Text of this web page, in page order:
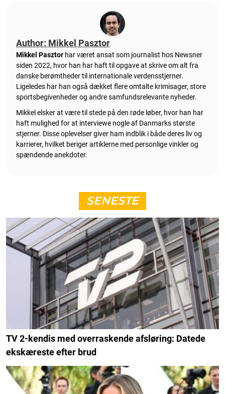
Author: Mikkel Pasztor
Mikkel Pasztor har været ansat som journalist hos Newsner
siden 2022, hvor han har haft til opgave at skrive om alt fra
danske berømtheder til internationale verdensstjerner.
Ligeledes har han også dækket flere omtalte krimisager, store
sportsbegivenheder og andre samfundsrelevante nyheder.
Mikkel elsker at være til stede på den røde løber, hvor han har
haft mulighed for at interviewe nogle af Danmarks største
stjerner. Disse oplevelser giver ham indblik i både deres liv og
karrierer, hvilket beriger artiklerne med personlige vinkler og
spændende anekdoter.
SENESTE
TV 2-kendis med overraskende afsløring: Datede
ekskæreste efter brud